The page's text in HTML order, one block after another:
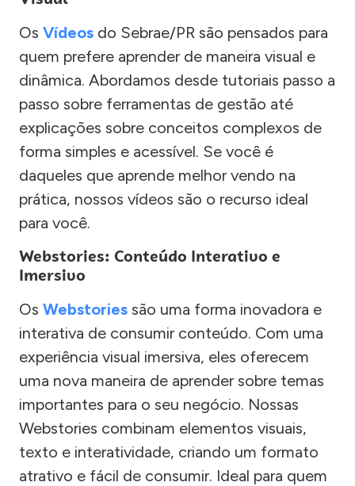
Os Vídeos do Sebrae/PR são pensados para
quem prefere aprender de maneira visual e
dinâmica. Abordamos desde tutoriais passo a
passo sobre ferramentas de gestão até
explicações sobre conceitos complexos de
forma simples e acessível. Se você é
daqueles que aprende melhor vendo na
prática, nossos vídeos são o recurso ideal
para você.
Webstories: Conteúdo Interativo e
Imersivo
Os Webstories são uma forma inovadora e
interativa de consumir conteúdo. Com uma
experiência visual imersiva, eles oferecem
uma nova maneira de aprender sobre temas
importantes para o seu negócio. Nossas
Webstories combinam elementos visuais,
texto e interatividade, criando um formato
atrativo e fácil de consumir. Ideal para quem